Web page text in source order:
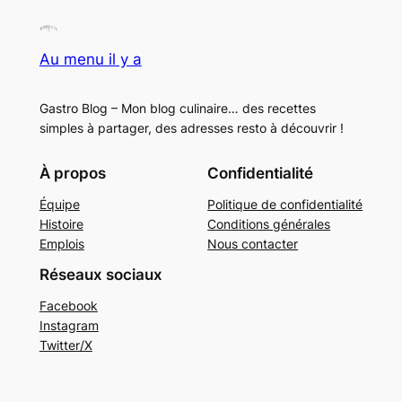
Au menu il y a
Gastro Blog – Mon blog culinaire… des recettes
simples à partager, des adresses resto à découvrir !
À propos
Équipe
Histoire
Emplois
Confidentialité
Politique de confidentialité
Conditions générales
Nous contacter
Réseaux sociaux
Facebook
Instagram
Twitter/X